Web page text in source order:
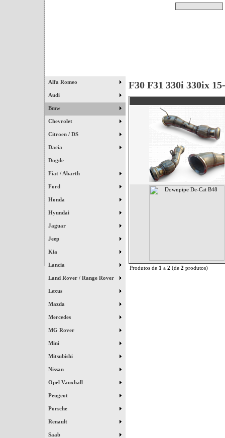
Alfa Romeo
Audi
Bmw
Chevrolet
Citroen / DS
Dacia
Dogde
Fiat / Abarth
Ford
Honda
Hyundai
Jaguar
Jeep
Kia
Lancia
Land Rover / Range Rover
Lexus
Mazda
Mercedes
MG Rover
Mini
Mitsubishi
Nissan
Opel Vauxhall
Peugeot
Porsche
Renault
Saab
F30 F31 330i 330ix 15-
Produtos de 1 a 2 (de 2 produtos)